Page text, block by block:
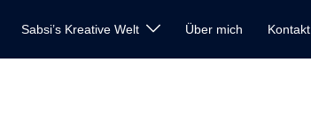
Sabsi’s Kreative Welt Über mich Kontakt